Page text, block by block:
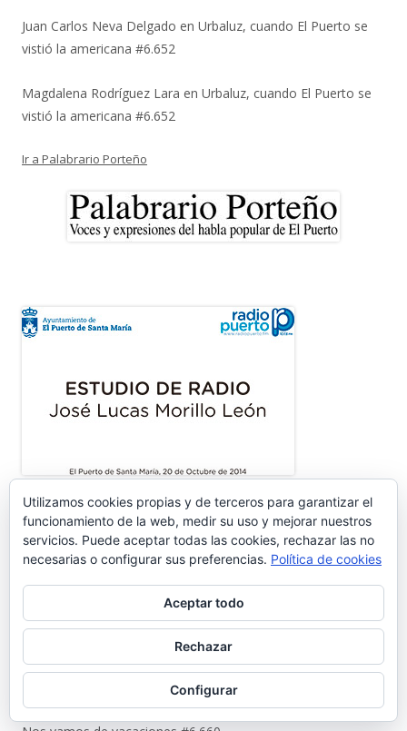
Juan Carlos Neva Delgado en Urbaluz, cuando El Puerto se
vistió la americana #6.652
Magdalena Rodríguez Lara en Urbaluz, cuando El Puerto se
vistió la americana #6.652
Ir a Palabrario Porteño
ENTRADAS RECIENTES
Utilizamos cookies propias y de terceros para garantizar el
funcionamiento de la web, medir su uso y mejorar nuestros
servicios. Puede aceptar todas las cookies, rechazar las no
necesarias o configurar sus preferencias. Política de cookies
Aceptar todo
Rechazar
Configurar